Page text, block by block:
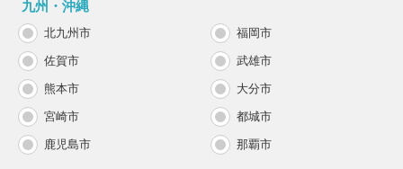
九州・沖縄
北九州市 福岡市
佐賀市 武雄市
熊本市 大分市
宮崎市 都城市
鹿児島市 那覇市